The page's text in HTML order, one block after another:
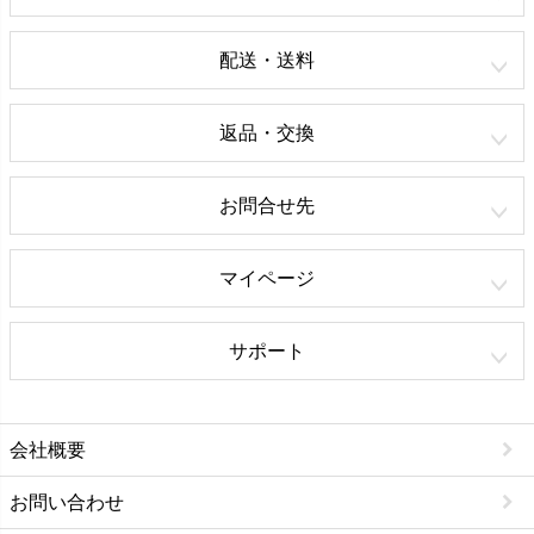
配送・送料
返品・交換
お問合せ先
マイページ
サポート
会社概要
お問い合わせ